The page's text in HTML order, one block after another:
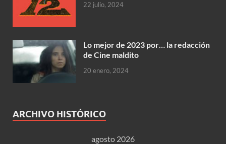
22 julio, 2024
Lo mejor de 2023 por… la redacción
de Cine maldito
20 enero, 2024
ARCHIVO HISTÓRICO
agosto 2026